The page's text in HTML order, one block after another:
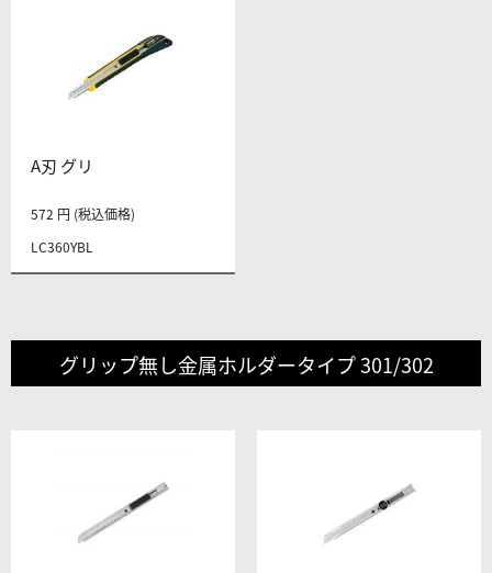
A刃 グリ
LC360YBL
572 円 (税込価格)
グリップ無し金属ホルダータイプ 301/302